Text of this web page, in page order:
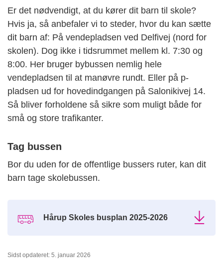
Er det nødvendigt, at du kører dit barn til skole?
Hvis ja, så anbefaler vi to steder, hvor du kan sætte
dit barn af: På vendepladsen ved Delfivej (nord for
skolen). Dog ikke i tidsrummet mellem kl. 7:30 og
8:00. Her bruger bybussen nemlig hele
vendepladsen til at manøvre rundt. Eller på p-
pladsen ud for hovedindgangen på Salonikivej 14.
Så bliver forholdene så sikre som muligt både for
små og store trafikanter.
Tag bussen
Bor du uden for de offentlige bussers ruter, kan dit
barn tage skolebussen.
Hårup Skoles busplan 2025-2026
Sidst opdateret: 5. januar 2026